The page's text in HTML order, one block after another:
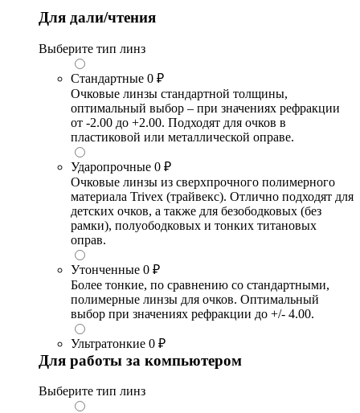
Для дали/чтения
Выберите тип линз
Стандартные 0 ₽
Очковые линзы стандартной толщины,
оптимальный выбор – при значениях рефракции
от -2.00 до +2.00. Подходят для очков в
пластиковой или металлической оправе.
Ударопрочные 0 ₽
Очковые линзы из сверхпрочного полимерного
материала Trivex (трайвекс). Отлично подходят для
детских очков, а также для безободковых (без
рамки), полуободковых и тонких титановых
оправ.
Утонченные 0 ₽
Более тонкие, по сравнению со стандартными,
полимерные линзы для очков. Оптимальный
выбор при значениях рефракции до +/- 4.00.
Ультратонкие 0 ₽
Для работы за компьютером
Выберите тип линз